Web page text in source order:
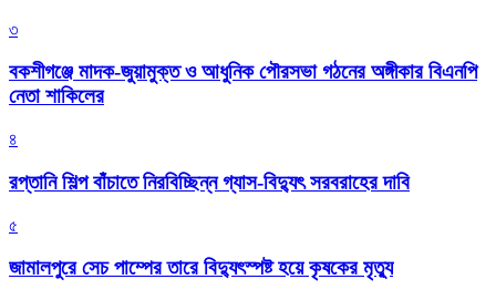
৩
বকশীগঞ্জে মাদক-জুয়ামুক্ত ও আধুনিক পৌরসভা গঠনের অঙ্গীকার বিএনপি
নেতা শাকিলের
৪
রপ্তানি শিল্প বাঁচাতে নিরবিচ্ছিন্ন গ্যাস-বিদ্যুৎ সরবরাহের দাবি
৫
জামালপুরে সেচ পাম্পের তারে বিদ্যুৎস্পষ্ট হয়ে কৃষকের মৃত্যু